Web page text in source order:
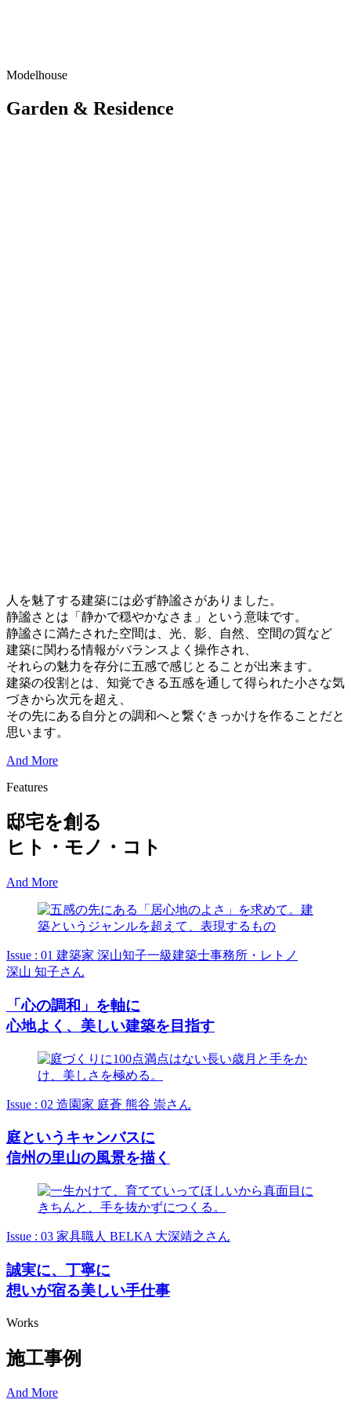
Modelhouse
Garden & Residence
人を魅了する建築には必ず静謐さがありました。
静謐さとは「静かで穏やかなさま」という意味です。
静謐さに満たされた空間は、光、影、自然、空間の質など
建築に関わる情報がバランスよく操作され、
それらの魅力を存分に五感で感じとることが出来ます。
建築の役割とは、知覚できる五感を通して得られた小さな気
づきから次元を超え、
その先にある自分との調和へと繋ぐきっかけを作ることだと
思います。
And More
Features
邸宅を創る
ヒト・モノ・コト
And More
Issue : 01 建築家 深山知子一級建築士事務所・レトノ
深山 知子さん
「心の調和」を軸に
心地よく、美しい建築を目指す
Issue : 02 造園家 庭蒼 熊谷 崇さん
庭というキャンバスに
信州の里山の風景を描く
Issue : 03 家具職人 BELKA 大深靖之さん
誠実に、丁寧に
想いが宿る美しい手仕事
Works
施工事例
And More